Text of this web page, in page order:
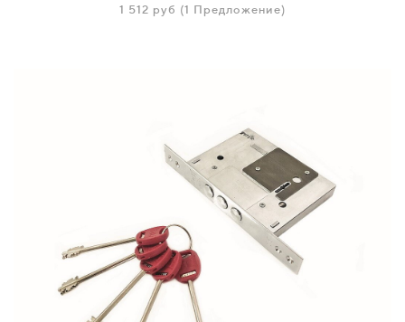
1 512 руб (1 Предложение)